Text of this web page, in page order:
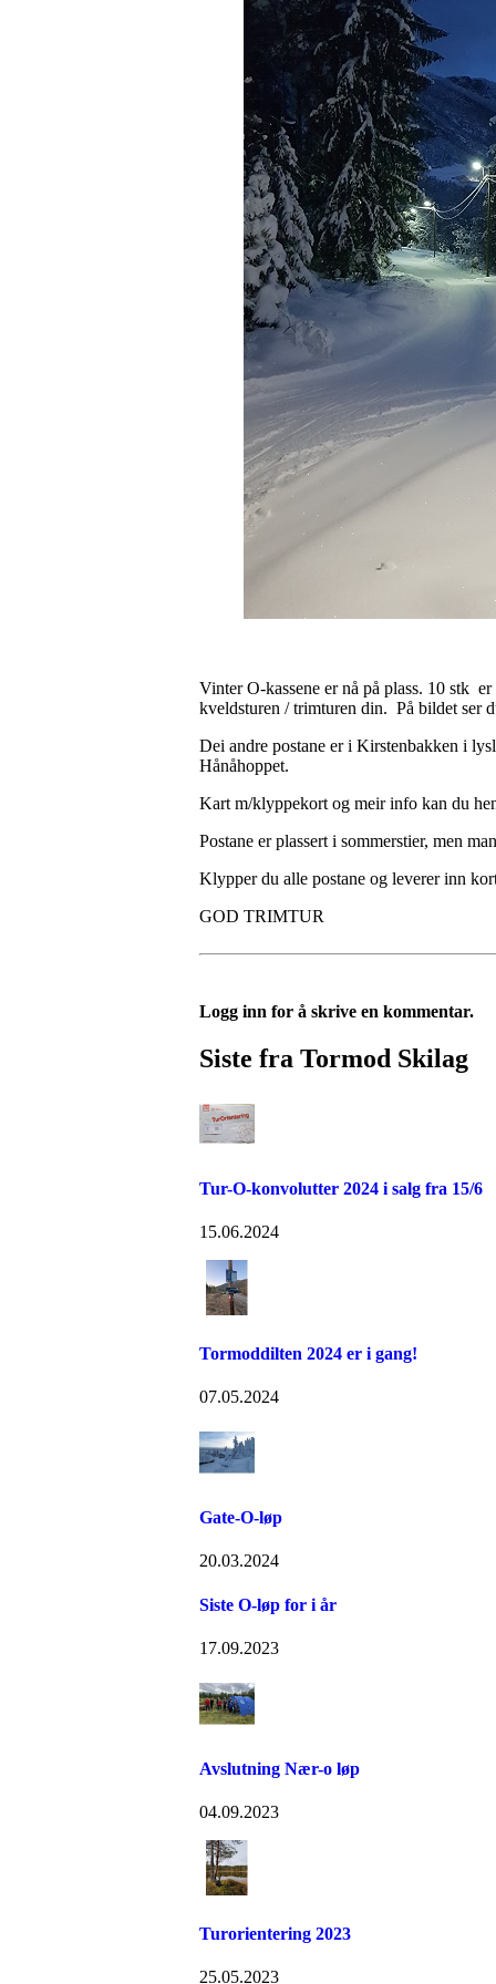
Vinter O-kassene er nå på plass. 10 stk
kveldsturen / trimturen din. På bildet ser
Dei andre postane er i Kirstenbakken i
Hånåhoppet.
Kart m/klyppekort og meir info kan du
Postane er plassert i sommerstier, men
Klypper du alle postane og leverer inn
GOD TRIMTUR
Logg inn for å skrive en kommentar.
Siste fra Tormod Skilag
Tur-O-konvolutter 2024 i salg fra 15/6
15.06.2024
Tormoddilten 2024 er i gang!
07.05.2024
Gate-O-løp
20.03.2024
Siste O-løp for i år
17.09.2023
Avslutning Nær-o løp
04.09.2023
Turorientering 2023
25.05.2023